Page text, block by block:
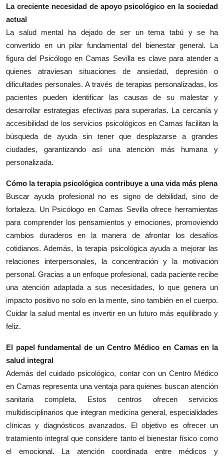
La creciente necesidad de apoyo psicológico en la sociedad
actual
La salud mental ha dejado de ser un tema tabú y se ha
convertido en un pilar fundamental del bienestar general. La
figura del Psicólogo en Camas Sevilla es clave para atender a
quienes atraviesan situaciones de ansiedad, depresión o
dificultades personales. A través de terapias personalizadas, los
pacientes pueden identificar las causas de su malestar y
desarrollar estrategias efectivas para superarlas. La cercanía y
accesibilidad de los servicios psicológicos en Camas facilitan la
búsqueda de ayuda sin tener que desplazarse a grandes
ciudades, garantizando así una atención más humana y
personalizada.
Cómo la terapia psicológica contribuye a una vida más plena
Buscar ayuda profesional no es signo de debilidad, sino de
fortaleza. Un Psicólogo en Camas Sevilla ofrece herramientas
para comprender los pensamientos y emociones, promoviendo
cambios duraderos en la manera de afrontar los desafíos
cotidianos. Además, la terapia psicológica ayuda a mejorar las
relaciones interpersonales, la concentración y la motivación
personal. Gracias a un enfoque profesional, cada paciente recibe
una atención adaptada a sus necesidades, lo que genera un
impacto positivo no solo en la mente, sino también en el cuerpo.
Cuidar la salud mental es invertir en un futuro más equilibrado y
feliz.
El papel fundamental de un Centro Médico en Camas en la
salud integral
Además del cuidado psicológico, contar con un Centro Médico
en Camas representa una ventaja para quienes buscan atención
sanitaria completa. Estos centros ofrecen servicios
multidisciplinarios que integran medicina general, especialidades
clínicas y diagnósticos avanzados. El objetivo es ofrecer un
tratamiento integral que considere tanto el bienestar físico como
el emocional. La atención coordinada entre médicos y